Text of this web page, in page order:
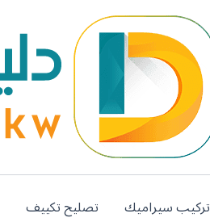
تركيب سيراميك تصليح تكييف